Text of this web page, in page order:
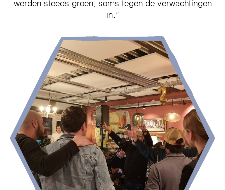
werden steeds groen, soms tegen de verwachtingen
in.”